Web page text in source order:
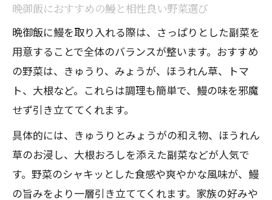
説
鰻と納豆の組み合わせで夏バテ防止を狙
う
食べ合わせ悪い一覧から学ぶ賢い選び方
うなぎに合うおかずで献立の満足感アッ
晩御飯におすすめの鰻と相性良い野菜選び
晩御飯に鰻を取り入れる際は、さっぱりとした副菜を
用意することで全体のバランスが整います。おすすめ
の野菜は、きゅうり、みょうが、ほうれん草、トマ
ト、大根など。これらは調理も簡単で、鰻の味を邪魔
せず引き立ててくれます。
具体的には、きゅうりとみょうがの和え物、ほうれん
草のお浸し、大根おろしを添えた副菜などが人気で
す。野菜のシャキッとした食感や爽やかな風味が、鰻
の旨みをより一層引き立ててくれます。家族の好みや